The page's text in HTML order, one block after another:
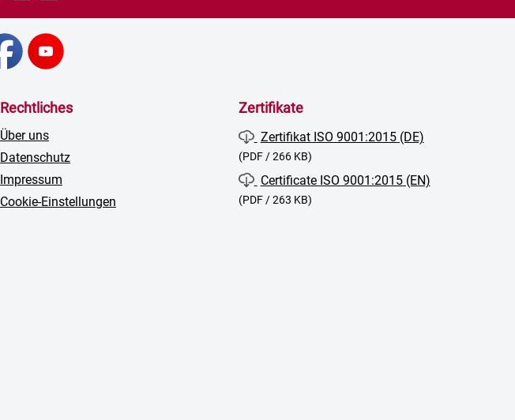
Rechtliches
Über uns
Datenschutz
Impressum
Cookie-Einstellungen
Zertifikate
Zertifikat ISO 9001:2015 (DE)
(PDF / 266 KB)
Certificate ISO 9001:2015 (EN)
(PDF / 263 KB)